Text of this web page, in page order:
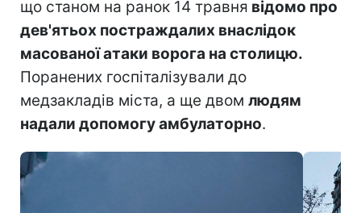
що станом на ранок 14 травня відомо про
дев'ятьох постраждалих внаслідок
масованої атаки ворога на столицю.
Поранених госпіталізували до
медзакладів міста, а ще двом людям
надали допомогу амбулаторно.